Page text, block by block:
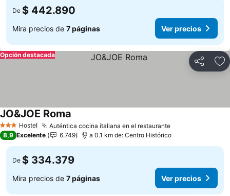
De $ 442.890
Mira precios de 7 páginas Ver precios
Compartir
Opción destacada
3 EstrellasHostel Auténtica cocina italiana en el restaurante
JO&JOE Roma
8,9 Excelente 6.749 a 0.1 km de: Centro Histórico
De $ 334.379
Mira precios de 7 páginas Ver precios